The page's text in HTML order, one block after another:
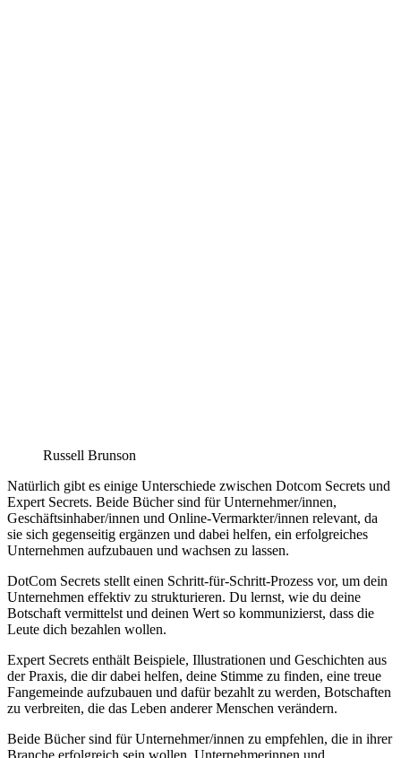
Russell Brunson
Natürlich gibt es einige Unterschiede zwischen Dotcom Secrets und
Expert Secrets. Beide Bücher sind für Unternehmer/innen,
Geschäftsinhaber/innen und Online-Vermarkter/innen relevant, da
sie sich gegenseitig ergänzen und dabei helfen, ein erfolgreiches
Unternehmen aufzubauen und wachsen zu lassen.
DotCom Secrets stellt einen Schritt-für-Schritt-Prozess vor, um dein
Unternehmen effektiv zu strukturieren. Du lernst, wie du deine
Botschaft vermittelst und deinen Wert so kommunizierst, dass die
Leute dich bezahlen wollen.
Expert Secrets enthält Beispiele, Illustrationen und Geschichten aus
der Praxis, die dir dabei helfen, deine Stimme zu finden, eine treue
Fangemeinde aufzubauen und dafür bezahlt zu werden, Botschaften
zu verbreiten, die das Leben anderer Menschen verändern.
Beide Bücher sind für Unternehmer/innen zu empfehlen, die in ihrer
Branche erfolgreich sein wollen. Unternehmerinnen und